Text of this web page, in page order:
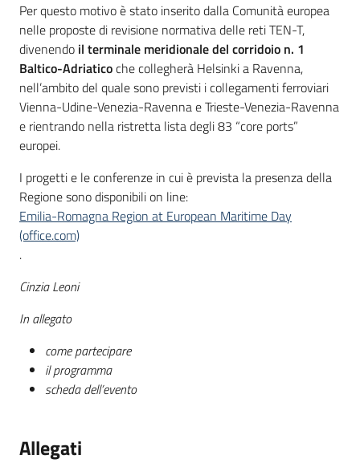
Per questo motivo è stato inserito dalla Comunità europea
nelle proposte di revisione normativa delle reti TEN-T,
divenendo il terminale meridionale del corridoio n. 1
Baltico-Adriaticoche collegherà Helsinki a Ravenna,
nell’ambito del quale sono previsti i collegamenti ferroviari
Vienna-Udine-Venezia-Ravenna e Trieste-Venezia-Ravenna
e rientrando nella ristretta lista degli 83 “core ports”
europei.
I progetti e le conferenze in cui è prevista la presenza della
Regione sono disponibili on line:
Emilia-Romagna Region at European Maritime Day
(office.com)
.
Cinzia Leoni
In allegato
come partecipare
il programma
scheda dell’evento
Allegati